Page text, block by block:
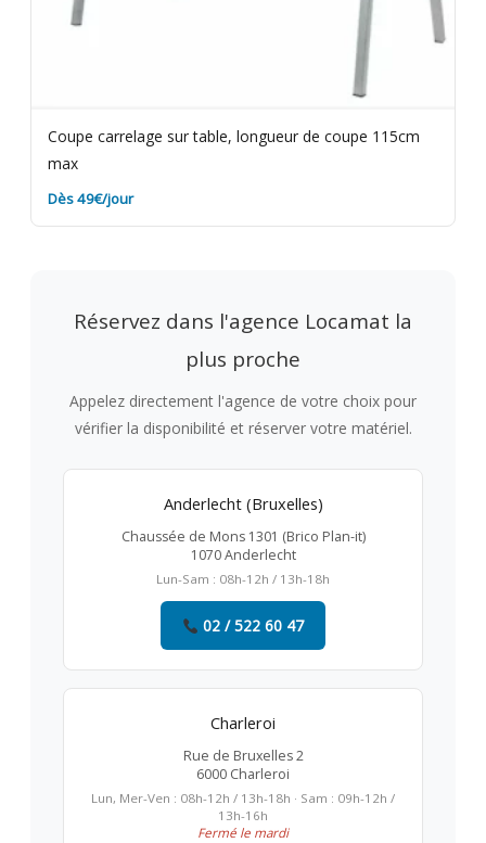
Coupe carrelage sur table, longueur de coupe 115cm
max
Dès 49€/jour
Réservez dans l'agence Locamat la
plus proche
Appelez directement l'agence de votre choix pour
vérifier la disponibilité et réserver votre matériel.
Anderlecht (Bruxelles)
Chaussée de Mons 1301 (Brico Plan-it)
1070 Anderlecht
Lun-Sam : 08h-12h / 13h-18h
02 / 522 60 47
Charleroi
Rue de Bruxelles 2
6000 Charleroi
Lun, Mer-Ven : 08h-12h / 13h-18h · Sam : 09h-12h /
13h-16h
Fermé le mardi